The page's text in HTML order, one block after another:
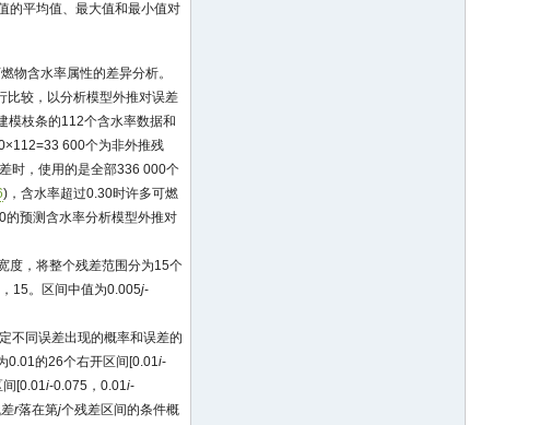
的平均值、最大值和最小值对
物含水率属性的差异分析。
比较，以分析模型外推对误差
模枝条的112个含水率数据和
600个为非外推残
时，使用的是全部336 000个
)，含水率超过0.30时许多可燃
的预测含水率分析模型外推对
度，将整个残差范围分为15个
15。区间中值为0.005j-
不同误差出现的概率和误差的
0.01的26个右开区间[0.01i-
间[0.01i-0.075，0.01i-
r落在第j个残差区间的条件概